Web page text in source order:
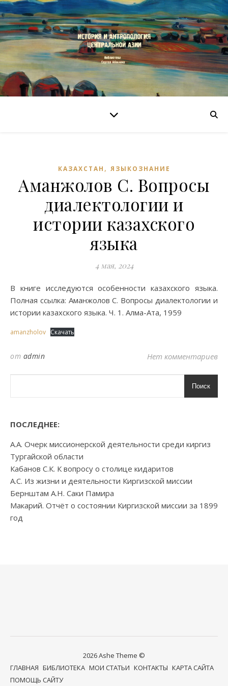
КАЗАХСТАН , ЯЗЫКОЗНАНИЕ
Аманжолов С. Вопросы
диалектологии и
истории казахского
языка
4 мая, 2024
В книге исследуются особенности казахского языка.
Полная ссылка: Аманжолов С. Вопросы диалектологии и
истории казахского языка. Ч. 1. Алма-Ата, 1959
amanzholov Скачать
от admin Нет комментариев
Поиск
ПОСЛЕДНЕЕ:
А.А. Очерк миссионерской деятельности среди киргиз
Тургайской области
Кабанов С.К. К вопросу о столице кидаритов
А.С. Из жизни и деятельности Киргизской миссии
Бернштам А.Н. Саки Памира
Макарий. Отчёт о состоянии Киргизской миссии за 1899
год
2026 Ashe Theme ©
ГЛАВНАЯ БИБЛИОТЕКА МОИ СТАТЬИ КОНТАКТЫ КАРТА САЙТА
ПОМОЩЬ САЙТУ